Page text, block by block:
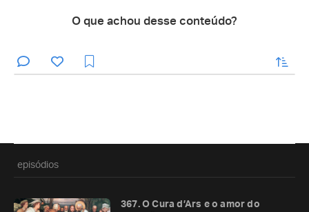
O que achou desse conteúdo?
enviar
episódios
367. O Cura d’Ars e o amor do